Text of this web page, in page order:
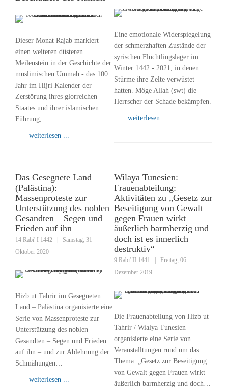
Dieser Monat Rajab markiert
einen weiteren düsteren
Meilenstein in der Geschichte der
muslimischen Ummah - das 100.
Jahr im Hijri Kalender der
Zerstörung ihres glorreichen
Staates und ihrer islamischen
Führung,…
weiterlesen ...
Eine emotionale Widerspiegelung
der schmerzhaften Zustände der
syrischen Flüchtlingslager im
Winter 1442 - 2021, in denen
Stürme ihre Zelte verwüstet
hatten. Möge Allah (swt) die
Herrscher der Schade bekämpfen.
weiterlesen ...
Das Gesegnete Land
(Palästina):
Massenproteste zur
Unterstützung des noblen
Gesandten – Segen und
Frieden auf ihn
14 Rabi' I 1442
Samstag, 31
Oktober 2020
Hizb ut Tahrir im Gesegneten
Land – Palästina organisierte eine
Serie von Massenproteste zur
Unterstützung des noblen
Gesandten – Segen und Frieden
auf ihn – und zur Ablehnung der
Schmähungen…
weiterlesen ...
Wilaya Tunesien:
Frauenabteilung:
Aktivitäten zu „Gesetz zur
Beseitigung von Gewalt
gegen Frauen wirkt
äußerlich barmherzig und
doch ist es innerlich
destruktiv“
9 Rabi' II 1441
Freitag, 06
Dezember 2019
Die Frauenabteilung von Hizb ut
Tahrir / Wialya Tunesien
organisierte eine Serie von
Veranstalltungen rund um das
Thema: „Gesetz zur Beseitigung
von Gewalt gegen Frauen wirkt
äußerlich barmherzig und doch…